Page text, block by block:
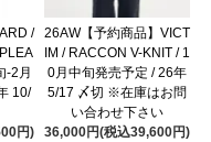
/
-2月
10/
円)
26AW【予約商品】VICT
IM / RACCON V-KNIT / 1
0月中旬発売予定 / 26年
5/17 〆切 ※在庫はお問
い合わせ下さい
36,000円(税込39,600円)